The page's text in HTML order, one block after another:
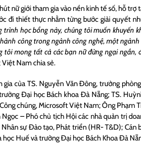
nữ giới tham gia vào nền kinh tế số, hỗ
đi thiết thực nhằm từng bước giải quyết
trình học bổng này, chúng tôi muốn
công trong ngành công nghệ, một
tôi mong tất cả các bạn nữ đừng ngại
Nam chia sẻ.
của TS. Nguyễn Văn Đông, trưởng phòng
Đại học Bách khoa Đà Nẵng; TS.
chúng, Microsoft Việt Nam; Ông
– Phó chủ tịch Hội các nhà quản trị
sự Đào tạo, Phát triển (HR- T&D);
Huế và trường Đại học Bách Khoa Đà